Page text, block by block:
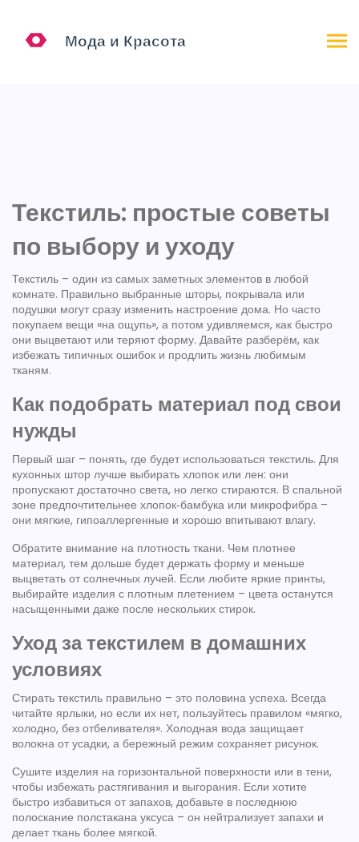
Текстиль: простые советы
по выбору и уходу
Текстиль – один из самых заметных элементов в любой
комнате. Правильно выбранные шторы, покрывала или
подушки могут сразу изменить настроение дома. Но часто
покупаем вещи «на ощупь», а потом удивляемся, как быстро
они выцветают или теряют форму. Давайте разберём, как
избежать типичных ошибок и продлить жизнь любимым
тканям.
Как подобрать материал под свои
нужды
Первый шаг – понять, где будет использоваться текстиль. Для
кухонных штор лучше выбирать хлопок или лен: они
пропускают достаточно света, но легко стираются. В спальной
зоне предпочтительнее хлопок‑бамбука или микрофибра –
они мягкие, гипоаллергенные и хорошо впитывают влагу.
Обратите внимание на плотность ткани. Чем плотнее
материал, тем дольше будет держать форму и меньше
выцветать от солнечных лучей. Если любите яркие принты,
выбирайте изделия с плотным плетением – цвета останутся
насыщенными даже после нескольких стирок.
Уход за текстилем в домашних
условиях
Стирать текстиль правильно – это половина успеха. Всегда
читайте ярлыки, но если их нет, пользуйтесь правилом «мягко,
холодно, без отбеливателя». Холодная вода защищает
волокна от усадки, а бережный режим сохраняет рисунок.
Сушите изделия на горизонтальной поверхности или в тени,
чтобы избежать растягивания и выгорания. Если хотите
быстро избавиться от запахов, добавьте в последнюю
полоскание полстакана уксуса – он нейтрализует запахи и
делает ткань более мягкой.